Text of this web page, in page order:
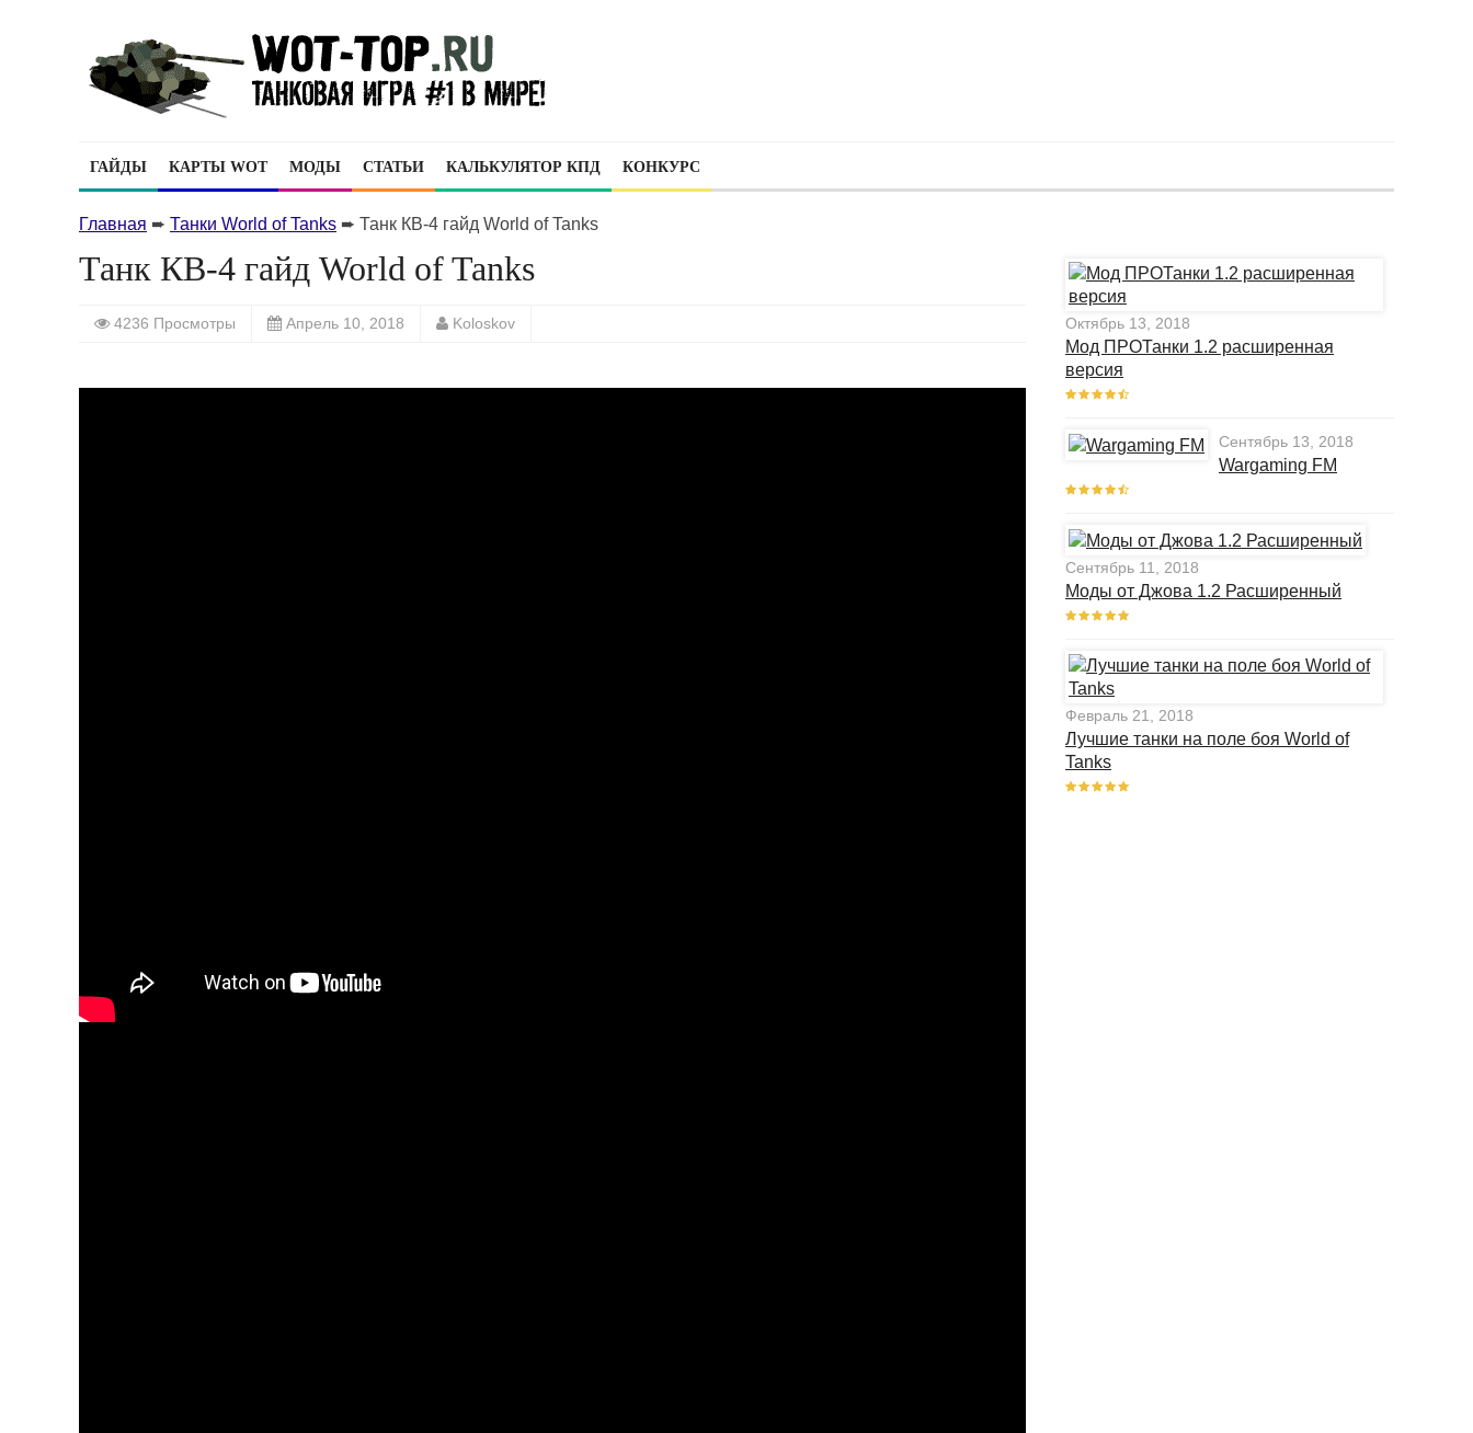
ГАЙДЫ КАРТЫ WOT МОДЫ СТАТЬИ КАЛЬКУЛЯТОР КПД КОНКУРС
Главная ➨ Танки World of Tanks ➨ Танк КВ-4 гайд World of Tanks
Танк КВ-4 гайд World of Tanks
4236 Просмотры Апрель 10, 2018 Koloskov Октябрь 13, 2018
Мод ПРОТанки 1.2 расширенная
версия
Сентябрь 13, 2018
Wargaming FM
Сентябрь 11, 2018
Моды от Джова 1.2 Расширенный
Февраль 21, 2018
Лучшие танки на поле боя World of
Tanks